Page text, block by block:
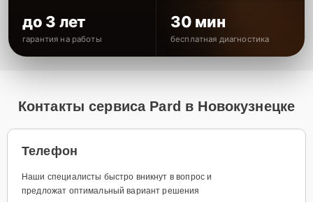
до 3 лет
гарантия на работы
30 мин
бесплатная диагностика
Контакты сервиса Pard в Новокузнецке
Телефон
Наши специалисты быстро вникнут в вопрос и
предложат оптимальный вариант решения